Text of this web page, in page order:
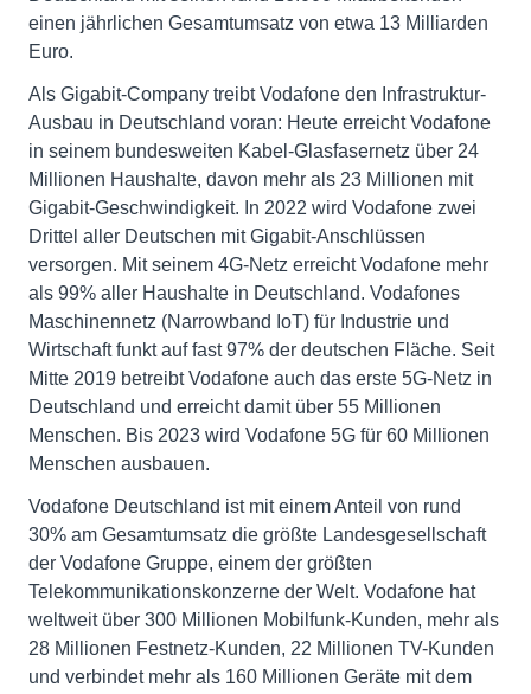
einen jährlichen Gesamtumsatz von etwa 13 Milliarden
Euro.
Als Gigabit-Company treibt Vodafone den Infrastruktur-
Ausbau in Deutschland voran: Heute erreicht Vodafone
in seinem bundesweiten Kabel-Glasfasernetz über 24
Millionen Haushalte, davon mehr als 23 Millionen mit
Gigabit-Geschwindigkeit. In 2022 wird Vodafone zwei
Drittel aller Deutschen mit Gigabit-Anschlüssen
versorgen. Mit seinem 4G-Netz erreicht Vodafone mehr
als 99% aller Haushalte in Deutschland. Vodafones
Maschinennetz (Narrowband IoT) für Industrie und
Wirtschaft funkt auf fast 97% der deutschen Fläche. Seit
Mitte 2019 betreibt Vodafone auch das erste 5G-Netz in
Deutschland und erreicht damit über 55 Millionen
Menschen. Bis 2023 wird Vodafone 5G für 60 Millionen
Menschen ausbauen.
Vodafone Deutschland ist mit einem Anteil von rund
30% am Gesamtumsatz die größte Landesgesellschaft
der Vodafone Gruppe, einem der größten
Telekommunikationskonzerne der Welt. Vodafone hat
weltweit über 300 Millionen Mobilfunk-Kunden, mehr als
28 Millionen Festnetz-Kunden, 22 Millionen TV-Kunden
und verbindet mehr als 160 Millionen Geräte mit dem